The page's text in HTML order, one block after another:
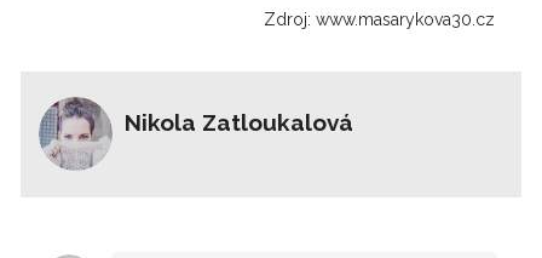
Zdroj: www.masarykova30.cz
Nikola Zatloukalová